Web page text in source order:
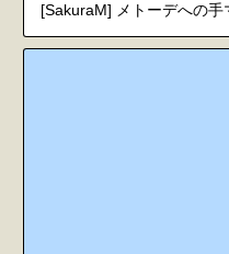
[SakuraM] メトーデへの